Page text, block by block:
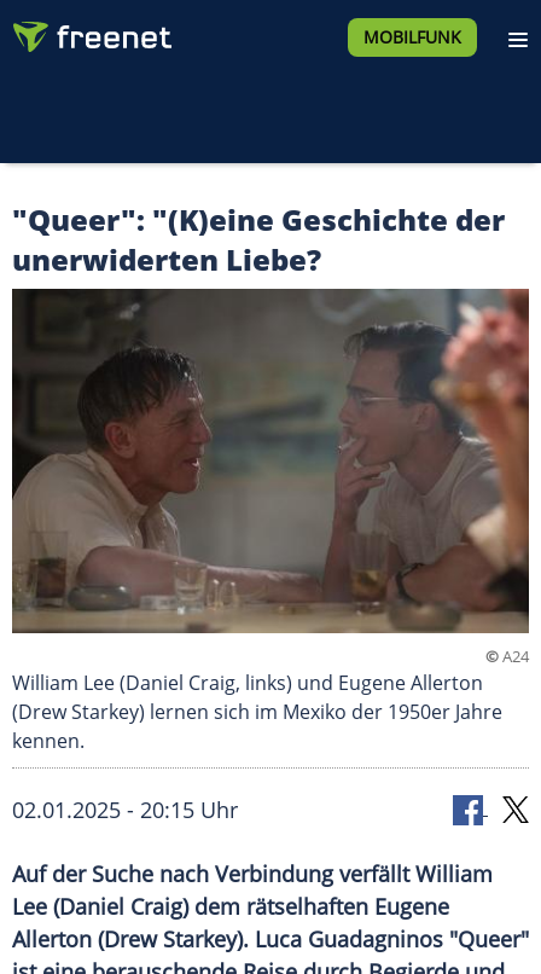
MOBILFUNK
"Queer": "(K)eine Geschichte der
unerwiderten Liebe?
©A24
William Lee (Daniel Craig, links) und Eugene Allerton
(Drew Starkey) lernen sich im Mexiko der 1950er Jahre
kennen.
02.01.2025 - 20:15 Uhr
Auf der Suche nach Verbindung verfällt William
Lee (Daniel Craig) dem rätselhaften Eugene
Allerton (Drew Starkey). Luca Guadagninos "Queer"